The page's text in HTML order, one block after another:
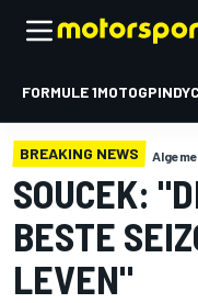
FORMULE 1MOTOGP
BREAKING NEWS
SOUCEK:
BESTE
LEVEN"